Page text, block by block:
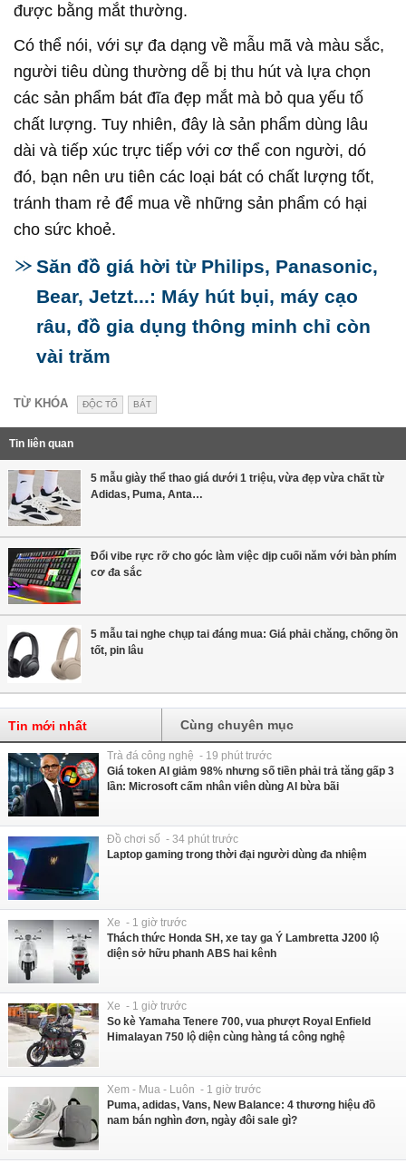
được bằng mắt thường.
Có thể nói, với sự đa dạng về mẫu mã và màu sắc,
người tiêu dùng thường dễ bị thu hút và lựa chọn
các sản phẩm bát đĩa đẹp mắt mà bỏ qua yếu tố
chất lượng. Tuy nhiên, đây là sản phẩm dùng lâu
dài và tiếp xúc trực tiếp với cơ thể con người, dó
đó, bạn nên ưu tiên các loại bát có chất lượng tốt,
tránh tham rẻ để mua về những sản phẩm có hại
cho sức khoẻ.
Săn đồ giá hời từ Philips, Panasonic,
Bear, Jetzt...: Máy hút bụi, máy cạo
râu, đồ gia dụng thông minh chỉ còn
vài trăm
TỪ KHÓA ĐỘC TỐ BÁT
Tin liên quan
5 mẫu giày thể thao giá dưới 1 triệu, vừa đẹp vừa chất từ
Adidas, Puma, Anta…
Đổi vibe rực rỡ cho góc làm việc dịp cuối năm với bàn phím
cơ đa sắc
5 mẫu tai nghe chụp tai đáng mua: Giá phải chăng, chống ồn
tốt, pin lâu
Tin mới nhất Cùng chuyên mục
Trà đá công nghệ - 19 phút trước
Giá token AI giảm 98% nhưng số tiền phải trả tăng gấp 3
lần: Microsoft cấm nhân viên dùng AI bừa bãi
Đồ chơi số - 34 phút trước
Laptop gaming trong thời đại người dùng đa nhiệm
Xe - 1 giờ trước
Thách thức Honda SH, xe tay ga Ý Lambretta J200 lộ
diện sở hữu phanh ABS hai kênh
Xe - 1 giờ trước
So kè Yamaha Tenere 700, vua phượt Royal Enfield
Himalayan 750 lộ diện cùng hàng tá công nghệ
Xem - Mua - Luôn - 1 giờ trước
Puma, adidas, Vans, New Balance: 4 thương hiệu đồ
nam bán nghìn đơn, ngày đôi sale gì?